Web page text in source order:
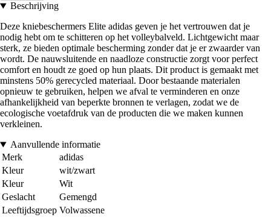
Beschrijving
Deze kniebeschermers Elite adidas geven je het vertrouwen dat je
nodig hebt om te schitteren op het volleybalveld. Lichtgewicht maar
sterk, ze bieden optimale bescherming zonder dat je er zwaarder van
wordt. De nauwsluitende en naadloze constructie zorgt voor perfect
comfort en houdt ze goed op hun plaats. Dit product is gemaakt met
minstens 50% gerecycled materiaal. Door bestaande materialen
opnieuw te gebruiken, helpen we afval te verminderen en onze
afhankelijkheid van beperkte bronnen te verlagen, zodat we de
ecologische voetafdruk van de producten die we maken kunnen
verkleinen.
Aanvullende informatie
Merk
adidas
Kleur
wit/zwart
Kleur
Wit
Geslacht
Gemengd
Leeftijdsgroep Volwassene